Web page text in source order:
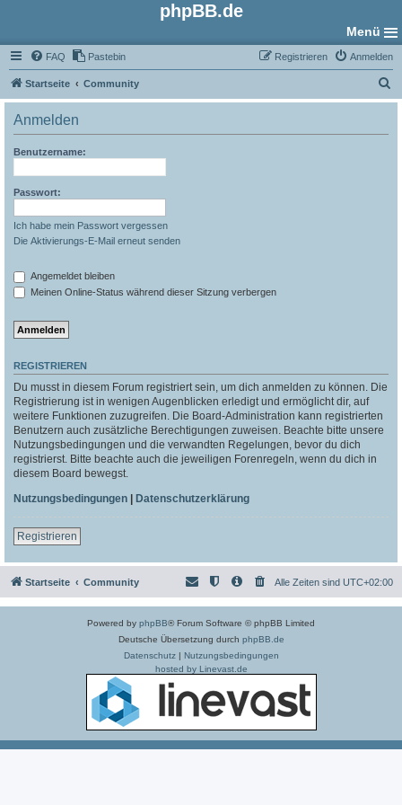
phpBB.de
Menü
FAQ Pastebin Anmelden
Registrieren
Startseite Community
u
Anmelden
Benutzername:
Passwort:
Ich habe mein Passwort vergessen
Die Aktivierungs-E-Mail erneut senden
Angemeldet bleiben
Meinen Online-Status während dieser Sitzung verbergen
REGISTRIEREN
Du musst in diesem Forum registriert sein, um dich anmelden zu können. Die
Registrierung ist in wenigen Augenblicken erledigt und ermöglicht dir, auf
weitere Funktionen zuzugreifen. Die Board-Administration kann registrierten
Benutzern auch zusätzliche Berechtigungen zuweisen. Beachte bitte unsere
Nutzungsbedingungen und die verwandten Regelungen, bevor du dich
registrierst. Bitte beachte auch die jeweiligen Forenregeln, wenn du dich in
diesem Board bewegst.
Nutzungsbedingungen | Datenschutzerklärung
Registrieren
Startseite Community Alle Zeiten sind UTC+02:00
Powered by phpBB® Forum Software © phpBB Limited
Deutsche Übersetzung durch phpBB.de
Datenschutz| Nutzungsbedingungen
hosted by Linevast.de